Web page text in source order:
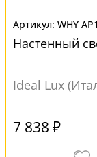
WHY
Настенный
Ideal Lux
7 838 ₽